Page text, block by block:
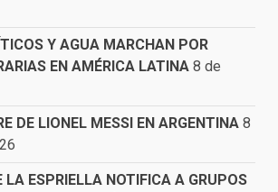
Y AGUA MARCHAN POR
EN AMÉRICA LATINA 8 de
DE LIONEL MESSI EN ARGENTINA 8
LA ESPRIELLA NOTIFICA A GRUPOS